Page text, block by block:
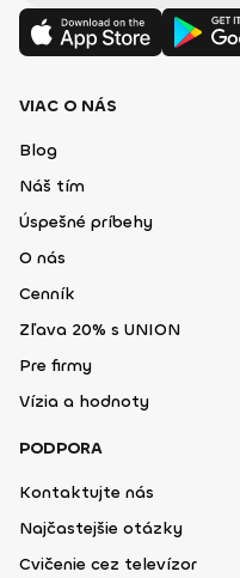
VIAC O NÁS
Blog
Náš tím
Úspešné príbehy
O nás
Cenník
Zľava 20% s UNION
Pre firmy
Vízia a hodnoty
PODPORA
Kontaktujte nás
Najčastejšie otázky
Cvičenie cez televízor